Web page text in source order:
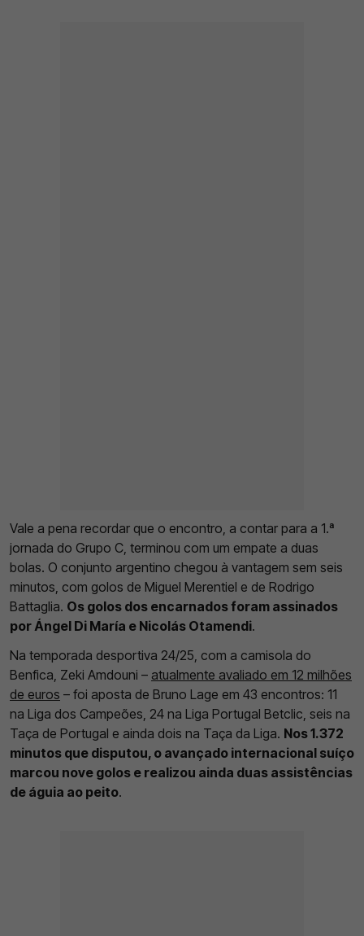
Vale a pena recordar que o encontro, a contar para a 1.ª
jornada do Grupo C, terminou com um empate a duas
bolas. O conjunto argentino chegou à vantagem sem seis
minutos, com golos de Miguel Merentiel e de Rodrigo
Battaglia. Os golos dos encarnados foram assinados
por Ángel Di María e Nicolás Otamendi.
Na temporada desportiva 24/25, com a camisola do
Benfica, Zeki Amdouni – atualmente avaliado em 12 milhões
de euros – foi aposta de Bruno Lage em 43 encontros: 11
na Liga dos Campeões, 24 na Liga Portugal Betclic, seis na
Taça de Portugal e ainda dois na Taça da Liga. Nos 1.372
minutos que disputou, o avançado internacional suíço
marcou nove golos e realizou ainda duas assistências
de águia ao peito.